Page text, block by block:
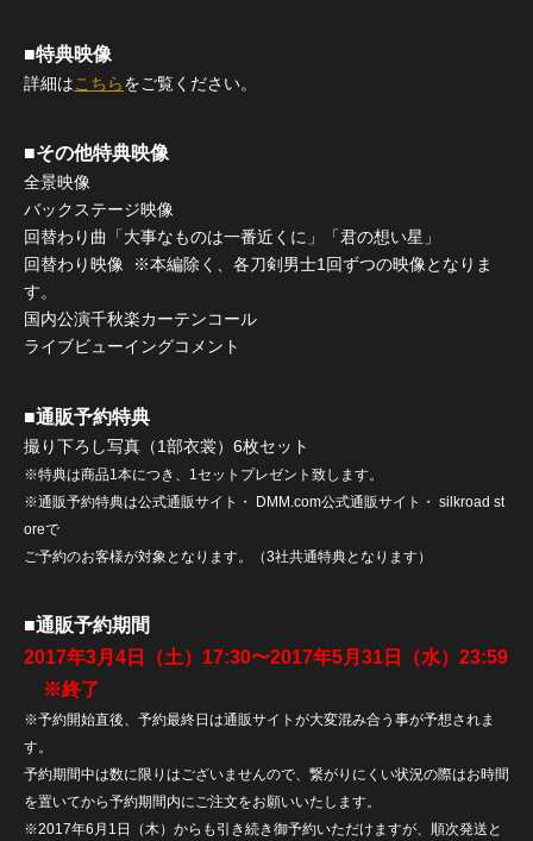
■特典映像
詳細はこちらをご覧ください。
■その他特典映像
全景映像
バックステージ映像
回替わり曲「大事なものは一番近くに」「君の想い星」
回替わり映像 ※本編除く、各刀剣男士1回ずつの映像となりま
す。
国内公演千秋楽カーテンコール
ライブビューイングコメント
■通販予約特典
撮り下ろし写真（1部衣裳）6枚セット
※特典は商品1本につき、1セットプレゼント致します。
※通販予約特典は公式通販サイト・ DMM.com公式通販サイト・ silkroad st
oreで
ご予約のお客様が対象となります。（3社共通特典となります）
■通販予約期間
2017年3月4日（土）17:30〜2017年5月31日（水）23:59
※終了
※予約開始直後、予約最終日は通販サイトが大変混み合う事が予想されま
す。
予約期間中は数に限りはございませんので、繋がりにくい状況の際はお時間
を置いてから予約期間内にご注文をお願いいたします。
※2017年6月1日（木）からも引き続き御予約いただけますが、順次発送と